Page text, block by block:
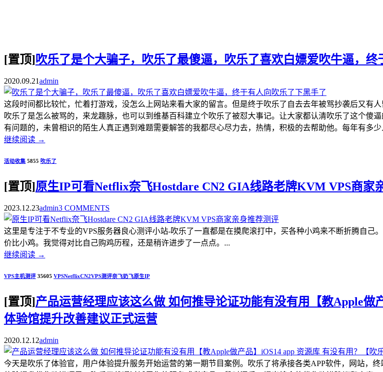
[置顶]吹乐了是个大骗子，吹乐了最傻逼，吹乐了喜欢白嫖爱吹牛逼，终
2020.09.21admin
这段时间都比较忙，忙着打游戏，没怎么上网站来看大家的留言。但是终于吹乐了自去去年被骂抄袭后又有
吹乐了是怎么被骂的，来龙趣脉，也可以到维基百科建立个吹乐了被怼大事记。让大家都认清吹乐了这个傻
有问题的，未曾相识的陌生人真正遇到难题需要解答的我都尽心尽力去，热情，积极的去帮助他。每年有多
继续阅读 →
活动收集 5855 吹乐了
[置顶]原生IP可看Netflix奈飞Hostdare CN2 GIA线路老牌KVM VPS商家
2023.12.23admin3 COMMENTS
这里是专注于不专业的VPS服务器良心测评小站-吹乐了一直都是在摸爬滚打中，买各种小鸡来不断折腾自
价比小鸡。我觉得对比自己购鸡历程，还是稍许进步了一点点。...
继续阅读 →
VPS主机测评 35605 VPSNetflixCN2VPS测评奈飞奶飞原生IP
[置顶]产品运营经理应该这么做 如何推导论证功能有没有用【教Apple做
体验馆提升改善建议正式运营
2020.12.12admin
今天是吹乐了体验官，用户体验提升服务开始运营的第一期节目案例。吹乐了将承接各类APP软件，网站，